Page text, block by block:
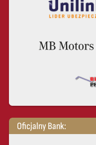
Oficjalny Bank: